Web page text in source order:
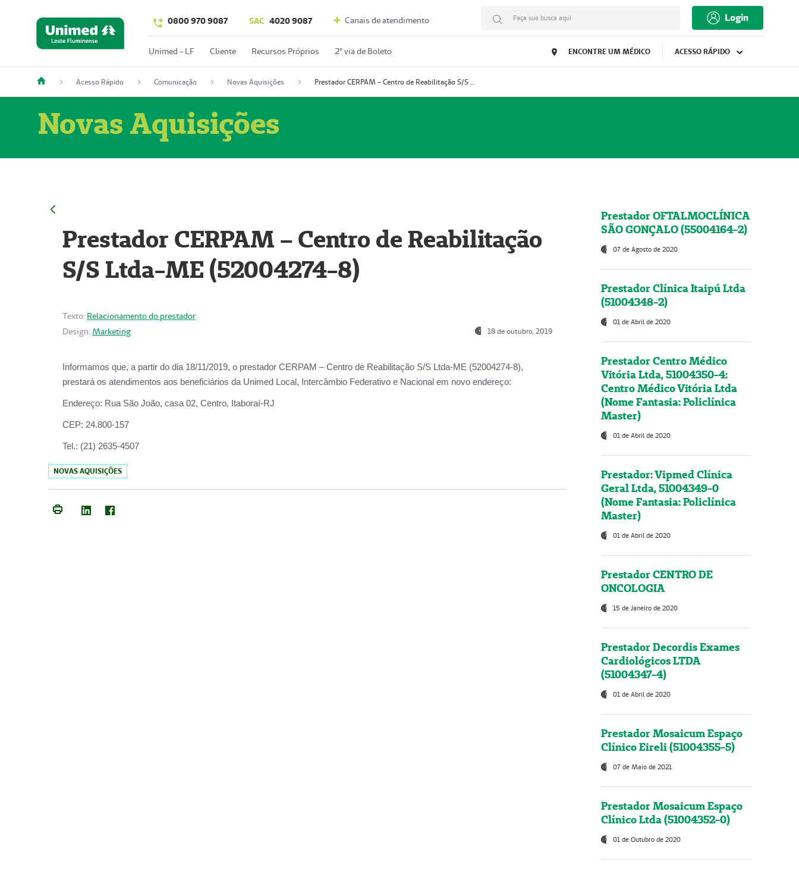
0800 970 9087 SAC 4020 9087 Canais de atendimento Faça sua busca aqui Login
Unimed - LF Cliente Recursos Próprios 2º via de Boleto ENCONTRE UM MÉDICO ACESSO RÁPIDO
Acesso Rápido Comunicação Novas Aquisições Prestador CERPAM – Centro de Reabilitação S/S Ltda-ME (52004274-8)
Novas Aquisições
Prestador CERPAM – Centro de Reabilitação
S/S Ltda-ME (52004274-8)
Texto: Relacionamento do prestador
Design: Marketing 18 de outubro, 2019
Informamos que, a partir do dia 18/11/2019, o prestador CERPAM – Centro de Reabilitação S/S Ltda-ME (52004274-8),
prestará os atendimentos aos beneficiários da Unimed Local, Intercâmbio Federativo e Nacional em novo endereço:
Endereço: Rua São João, casa 02, Centro, Itaboraí-RJ
CEP: 24.800-157
Tel.: (21) 2635-4507
NOVAS AQUISIÇÕES
Prestador OFTALMOCLÍNICA
SÃO GONÇALO (55004164-2)
07 de Agosto de 2020
Prestador Clínica Itaipú Ltda
(51004348-2)
01 de Abril de 2020
Prestador Centro Médico
Vitória Ltda, 51004350-4:
Centro Médico Vitória Ltda
(Nome Fantasia: Policlínica
Master)
01 de Abril de 2020
Prestador: Vipmed Clínica
Geral Ltda, 51004349-0
(Nome Fantasia: Policlínica
Master)
01 de Abril de 2020
Prestador CENTRO DE
ONCOLOGIA
15 de Janeiro de 2020
Prestador Decordis Exames
Cardiológicos LTDA
(51004347-4)
01 de Abril de 2020
Prestador Mosaicum Espaço
Clínico Eireli (51004355-5)
07 de Maio de 2021
Prestador Mosaicum Espaço
Clínico Ltda (51004352-0)
01 de Outubro de 2020